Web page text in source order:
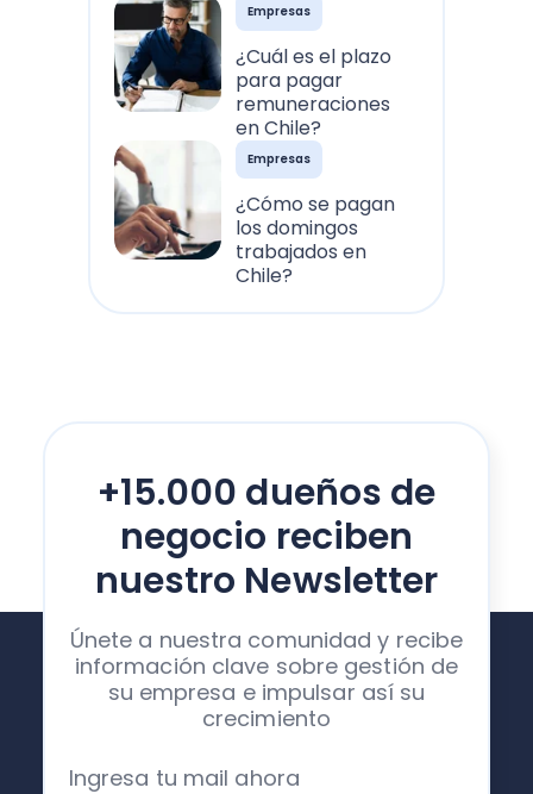
Empresas
¿Cuál es el plazo
para pagar
remuneraciones
en Chile?
Empresas
¿Cómo se pagan
los domingos
trabajados en
Chile?
+15.000 dueños de
negocio reciben
nuestro Newsletter
Únete a nuestra comunidad y recibe
información clave sobre gestión de
su empresa e impulsar así su
crecimiento
Ingresa tu mail ahora